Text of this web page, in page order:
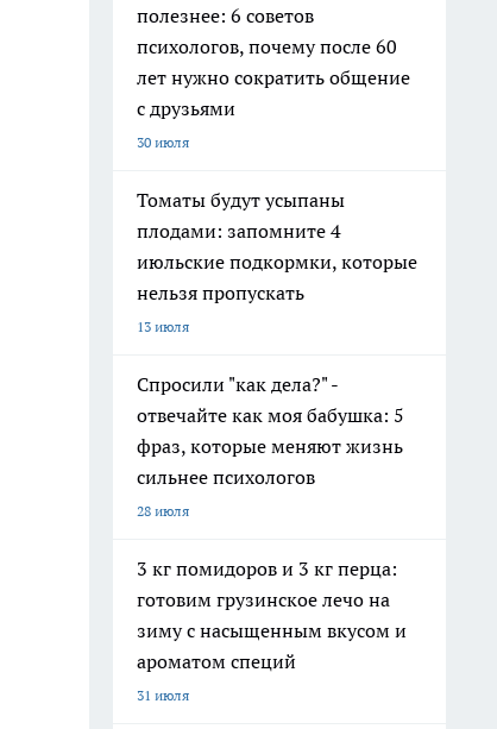
полезнее: 6 советов
психологов, почему после 60
лет нужно сократить общение
с друзьями
30 июля
Томаты будут усыпаны
плодами: запомните 4
июльские подкормки, которые
нельзя пропускать
13 июля
Спросили "как дела?" -
отвечайте как моя бабушка: 5
фраз, которые меняют жизнь
сильнее психологов
28 июля
3 кг помидоров и 3 кг перца:
готовим грузинское лечо на
зиму с насыщенным вкусом и
ароматом специй
31 июля